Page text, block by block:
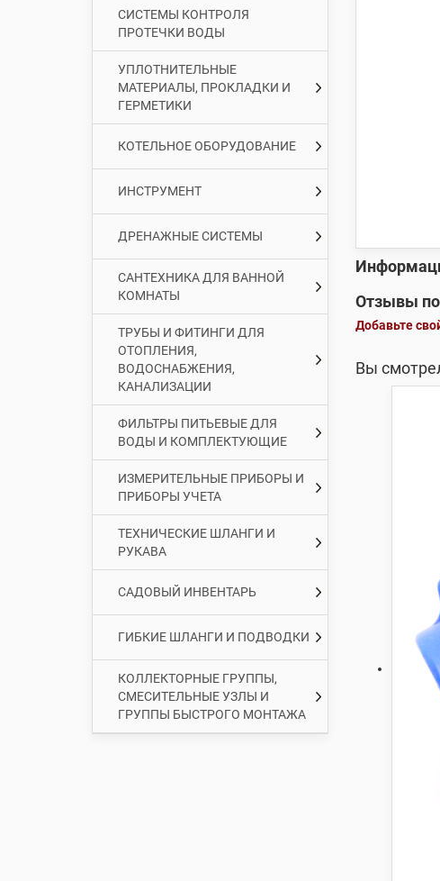
СИСТЕМЫ КОНТРОЛЯ
ПРОТЕЧКИ ВОДЫ
УПЛОТНИТЕЛЬНЫЕ
МАТЕРИАЛЫ, ПРОКЛАДКИ И
ГЕРМЕТИКИ
КОТЕЛЬНОЕ ОБОРУДОВАНИЕ
ИНСТРУМЕНТ
ДРЕНАЖНЫЕ СИСТЕМЫ
САНТЕХНИКА ДЛЯ ВАННОЙ
КОМНАТЫ
ТРУБЫ И ФИТИНГИ ДЛЯ
ОТОПЛЕНИЯ,
ВОДОСНАБЖЕНИЯ,
КАНАЛИЗАЦИИ
ФИЛЬТРЫ ПИТЬЕВЫЕ ДЛЯ
ВОДЫ И КОМПЛЕКТУЮЩИЕ
ИЗМЕРИТЕЛЬНЫЕ ПРИБОРЫ И
ПРИБОРЫ УЧЕТА
ТЕХНИЧЕСКИЕ ШЛАНГИ И
РУКАВА
САДОВЫЙ ИНВЕНТАРЬ
ГИБКИЕ ШЛАНГИ И ПОДВОДКИ
КОЛЛЕКТОРНЫЕ ГРУППЫ,
СМЕСИТЕЛЬНЫЕ УЗЛЫ И
ГРУППЫ БЫСТРОГО МОНТАЖА
Отзывы
Добавьте
Вы